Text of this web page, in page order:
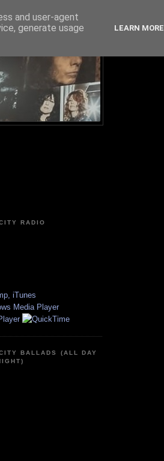
RADIO
BALLADS (ALL DAY
and user-agent
generate usage
LEARN MORE